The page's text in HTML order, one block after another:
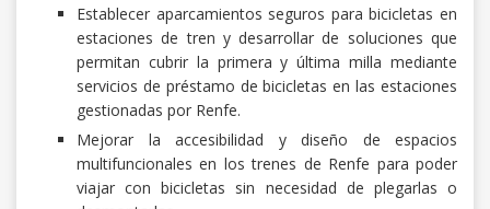
Establecer aparcamientos seguros para bicicletas en
estaciones de tren y desarrollar de soluciones que
permitan cubrir la primera y última milla mediante
servicios de préstamo de bicicletas en las estaciones
gestionadas por Renfe.
Mejorar la accesibilidad y diseño de espacios
multifuncionales en los trenes de Renfe para poder
viajar con bicicletas sin necesidad de plegarlas o